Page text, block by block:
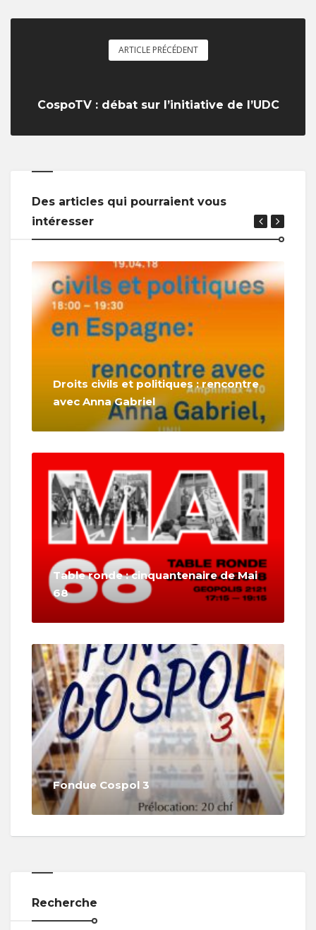
ARTICLE PRÉCÉDENT
CospoTV : débat sur l’initiative de l’UDC
Des articles qui pourraient vous
intéresser
Droits civils et politiques : rencontre
avec Anna Gabriel
Table ronde : cinquantenaire de Mai
68
Fondue Cospol 3
Recherche